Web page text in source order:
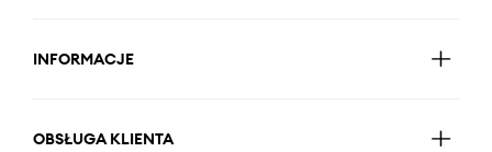
INFORMACJE
OBSŁUGA KLIENTA